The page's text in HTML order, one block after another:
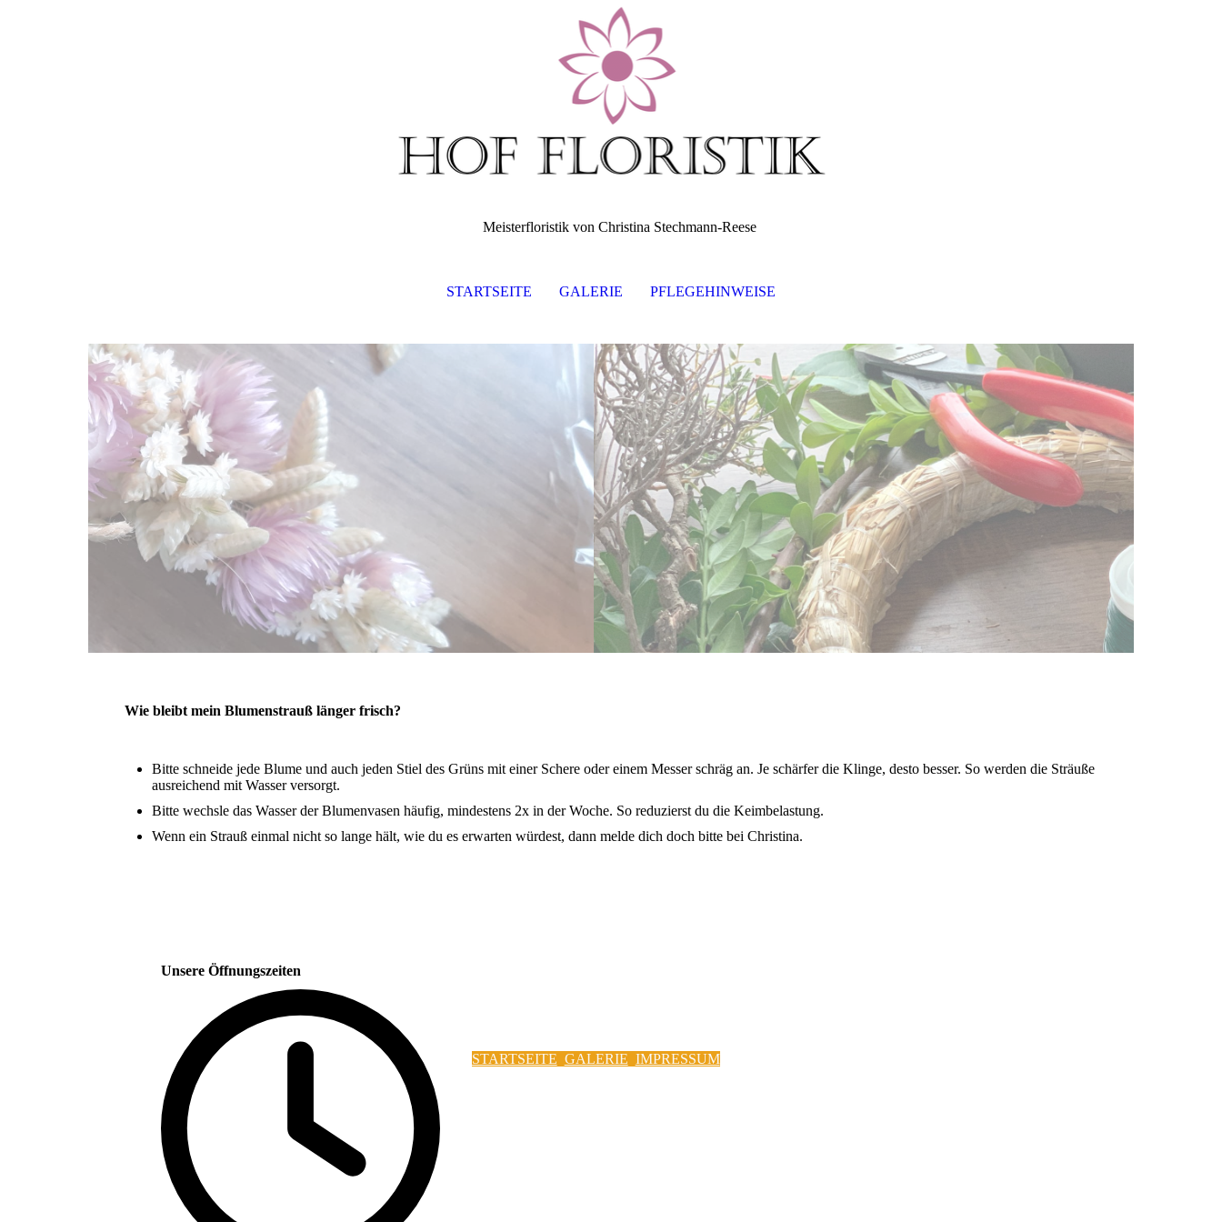
Meisterfloristik von Christina Stechmann-Reese
STARTSEITE GALERIE PFLEGEHINWEISE
Wie bleibt mein Blumenstrauß länger frisch?
Bitte schneide jede Blume und auch jeden Stiel des Grüns mit einer Schere oder einem Messer schräg an. Je schärfer die Klinge, desto besser. So werden die Sträuße
ausreichend mit Wasser versorgt.
Bitte wechsle das Wasser der Blumenvasen häufig, mindestens 2x in der Woche. So reduzierst du die Keimbelastung.
Wenn ein Strauß einmal nicht so lange hält, wie du es erwarten würdest, dann melde dich doch bitte bei Christina.
Unsere Öffnungszeiten
STARTSEITE GALERIE IMPRESSUM